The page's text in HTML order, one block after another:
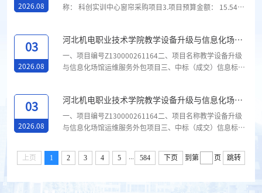
采购内容：吸顶应急照明灯1000个、双头应急照明灯100
2026.08
称： 科创实训中心窗帘采购项目3.项目预算金额： 15.5424
技术需求或服务要求1遮光布帘552详见“第四部分 采购需
求”2遮光卷帘1653详见“第四部分 采购需求”6.合同履行期
限： 自合同签订后15个工作日内完成交付全部货物，并按
03
2026.08
河北机电职业技术学院教学设备升级与信息化场馆
运维服务外包项目2包中标（成交）结果公告
一、项目编号Z130000261164二、项目名称教学设备升级
与信息化场馆运维服务外包项目三、中标（成交）信息标包
服务外包项目-2包河北志能科技有限公司河北省邢台市信都
区守敬北路277号四号办公楼304室198800四、主要标的信
息标包名称服务名称服务范围服务要求服务标准服务时间评
03
2026.08
河北机电职业技术学院教学设备升级与信息化场馆
运维服务外包项目1包中标（成交）结果公告
一、项目编号Z130000261164二、项目名称教学设备升级
与信息化场馆运维服务外包项目三、中标（成交）信息标包
写下浮率、折扣率或费率）教学设备升级与信息化场馆运维
服务外包项目-1包河北倬韵电子科技有限公司河北省石家庄
上页 1 2 3 4 5 ... 584 下页 到第 页 跳转